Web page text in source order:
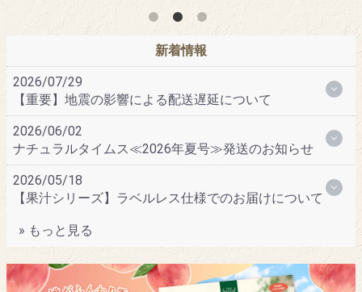
新着情報
2026/07/29
【重要】地震の影響による配送遅延について
2026/06/02
ナチュラルタイムス≪2026年夏号≫発送のお知らせ
2026/05/18
【果汁シリーズ】ラベルレス仕様でのお届けについて
» もっと見る